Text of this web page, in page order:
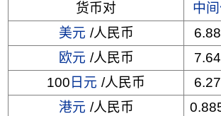
货币对 中
美元 /人民币
欧元 /人民币
100 日元 /人民币
港元 /人民币